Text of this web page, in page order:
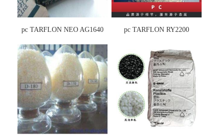
pc TARFLON NEO AG1640 pc TARFLON RY2200